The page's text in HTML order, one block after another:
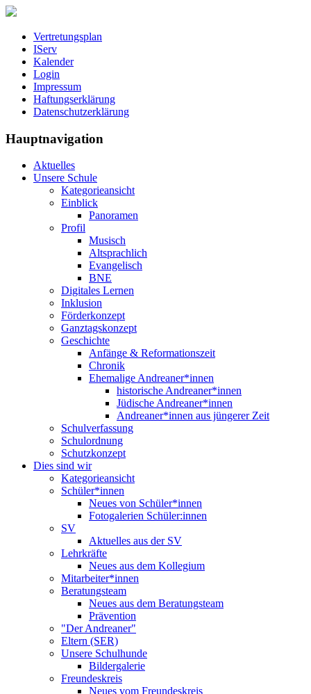
Vertretungsplan
IServ
Kalender
Login
Impressum
Haftungserklärung
Datenschutzerklärung
Hauptnavigation
Aktuelles
Unsere Schule
Kategorieansicht
Einblick
Panoramen
Profil
Musisch
Altsprachlich
Evangelisch
BNE
Digitales Lernen
Inklusion
Förderkonzept
Ganztagskonzept
Geschichte
Anfänge & Reformationszeit
Chronik
Ehemalige Andreaner*innen
historische Andreaner*innen
Jüdische Andreaner*innen
Andreaner*innen aus jüngerer Zeit
Schulverfassung
Schulordnung
Schutzkonzept
Dies sind wir
Kategorieansicht
Schüler*innen
Neues von Schüler*innen
Fotogalerien Schüler:innen
SV
Aktuelles aus der SV
Lehrkräfte
Neues aus dem Kollegium
Mitarbeiter*innen
Beratungsteam
Neues aus dem Beratungsteam
Prävention
"Der Andreaner"
Eltern (SER)
Unsere Schulhunde
Bildergalerie
Freundeskreis
Neues vom Freundeskreis